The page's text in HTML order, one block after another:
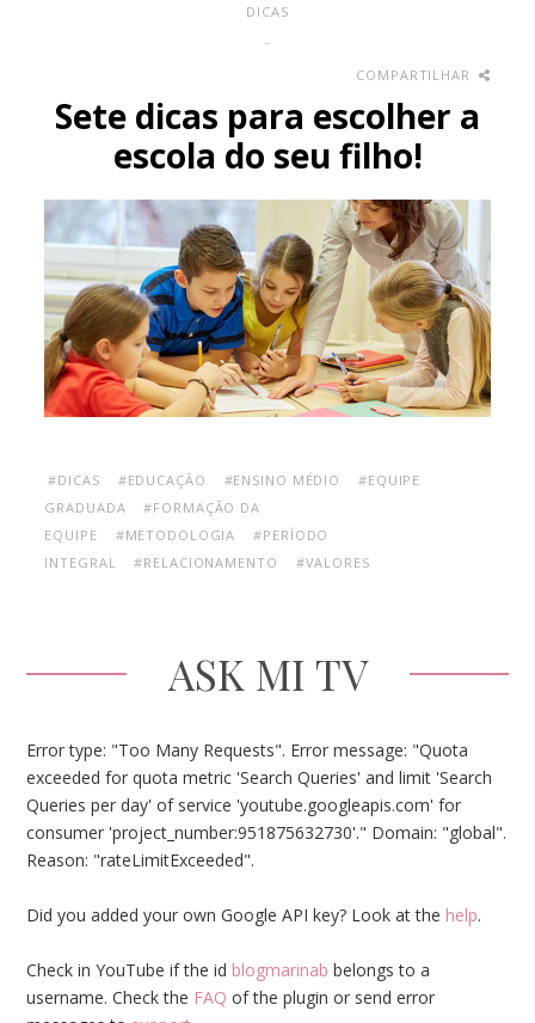
DICAS
-
COMPARTILHAR
Sete dicas para escolher a
escola do seu filho!
#DICAS #EDUCAÇÃO #ENSINO MÉDIO
#EQUIPE
GRADUADA
#FORMAÇÃO DA
EQUIPE
#METODOLOGIA
#PERÍODO
INTEGRAL
#RELACIONAMENTO #VALORES
ASK MI TV
Error type: "Too Many Requests". Error message: "Quota
exceeded for quota metric 'Search Queries' and limit 'Search
Queries per day' of service 'youtube.googleapis.com' for
consumer 'project_number:951875632730'." Domain: "global".
Reason: "rateLimitExceeded".
Did you added your own Google API key? Look at the help.
Check in YouTube if the id blogmarinab belongs to a
username. Check the FAQ of the plugin or send error